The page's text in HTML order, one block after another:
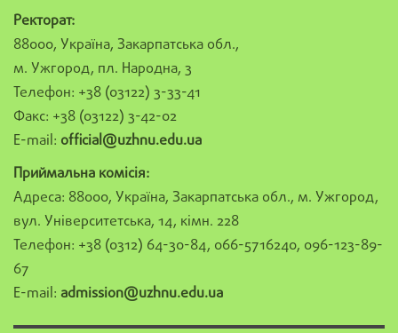
Ректорат:
88000, Україна, Закарпатська обл.,
м. Ужгород, пл. Народна, 3
Телефон: +38 (03122) 3-33-41
Факс: +38 (03122) 3-42-02
E-mail: official@uzhnu.edu.ua
Приймальна комісія:
Адреса: 88000, Україна, Закарпатська обл., м. Ужгород,
вул. Університетська, 14, кімн. 228
Телефон: +38 (0312) 64-30-84, 066-5716240, 096-123-89-
67
E-mail: admission@uzhnu.edu.ua